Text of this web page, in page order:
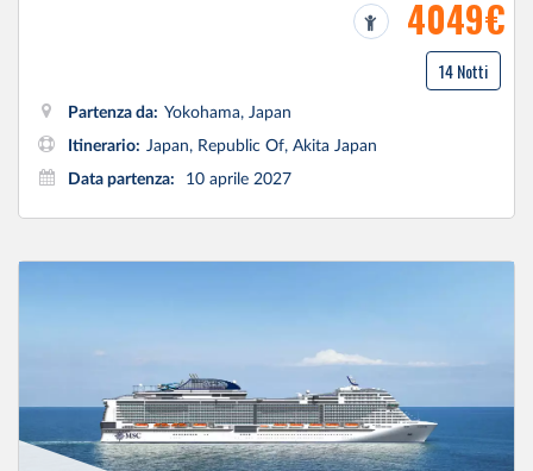
4049€
14 Notti
Partenza da: Yokohama, Japan
Itinerario: Japan, Republic Of, Akita Japan
Data partenza:
10 aprile 2027